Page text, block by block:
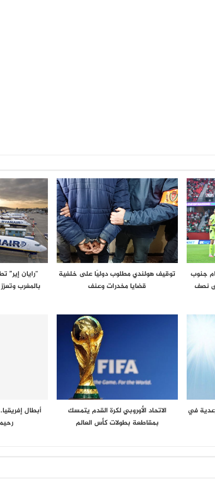
جنوب
نصف
توقيف هولندي مطلوب دوليًا على خلفية
قضايا مخدرات وعنف
“رايان
في
الاتحاد الأوروبي لكرة القدم يتمسك
بمقاطعة بطولات كأس العالم
أبطال